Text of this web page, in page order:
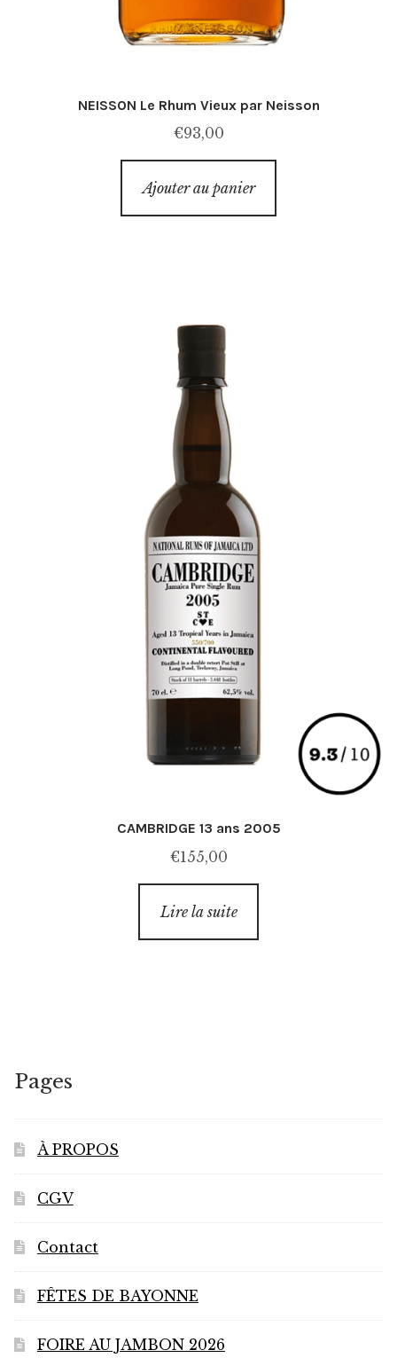
NEISSON Le Rhum Vieux par Neisson
€93,00
Ajouter au panier
CAMBRIDGE 13 ans 2005
€155,00
Lire la suite
Pages
À PROPOS
CGV
Contact
FÊTES DE BAYONNE
FOIRE AU JAMBON 2026